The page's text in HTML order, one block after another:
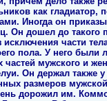
как
Иногда он
Он дошел до такого
части
пола. У него
мужского и
Он держал также
размеров мужской
дорожил им.